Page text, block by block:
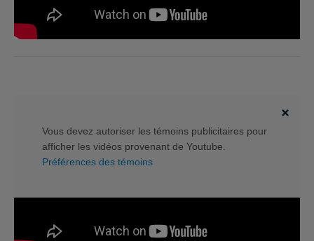
Vous devez autoriser les témoins publicitaires pour
afficher les vidéos provenant de Youtube.
Préférences des témoins